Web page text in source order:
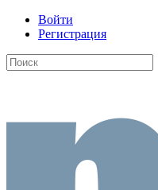
Войти
Регистрация